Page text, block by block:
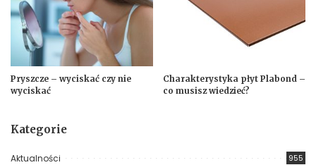
Pryszcze – wyciskać czy nie
wyciskać
Charakterystyka płyt Plabond –
co musisz wiedzieć?
Kategorie
Aktualności 955